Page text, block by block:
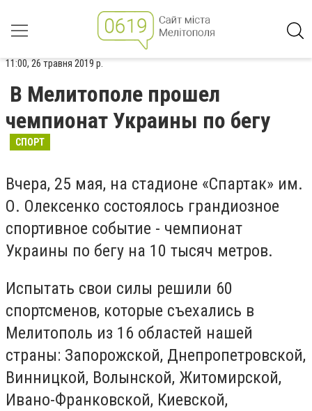
11:00, 26 травня 2019 р.
В Мелитополе прошел
чемпионат Украины по бегу
СПОРТ
Вчера, 25 мая, на стадионе «Спартак» им.
О. Олексенко состоялось грандиозное
спортивное событие - чемпионат
Украины по бегу на 10 тысяч метров.
Испытать свои силы решили 60
спортсменов, которые съехались в
Мелитополь из 16 областей нашей
страны: Запорожской, Днепропетровской,
Винницкой, Волынской, Житомирской,
Ивано-Франковской, Киевской,